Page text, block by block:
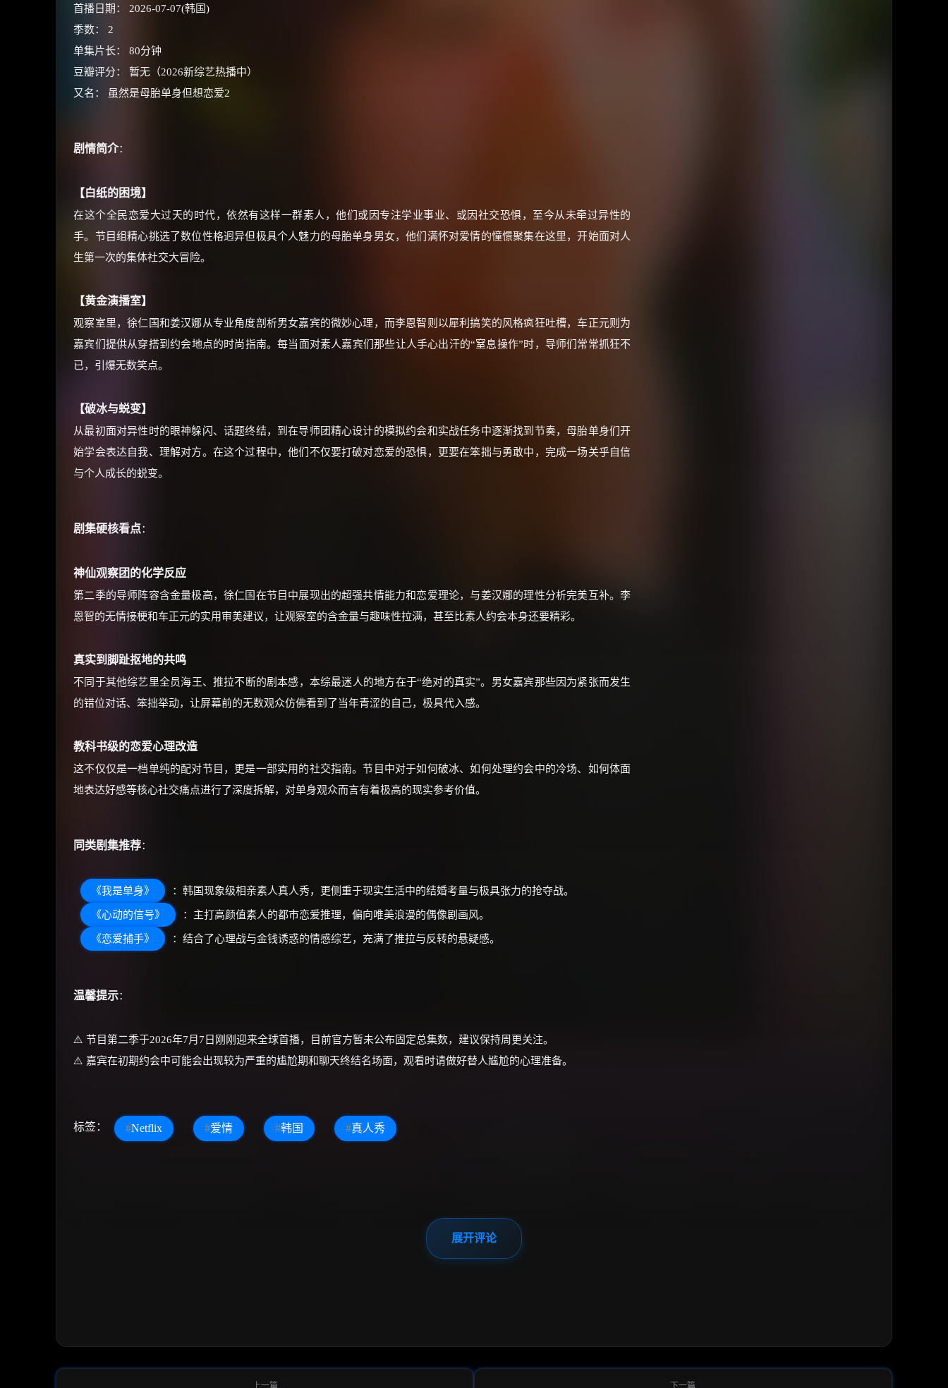
首播日期： 2026-07-07(韩国)
季数： 2
单集片长： 80分钟
豆瓣评分： 暂无（2026新综艺热播中）
又名： 虽然是母胎单身但想恋爱2
剧情简介：
【白纸的困境】
在这个全民恋爱大过天的时代，依然有这样一群素人，他们或因专注学业事业、或因社交恐惧，至今从未牵过异性的
手。节目组精心挑选了数位性格迥异但极具个人魅力的母胎单身男女，他们满怀对爱情的憧憬聚集在这里，开始面对人
生第一次的集体社交大冒险。
【黄金演播室】
观察室里，徐仁国和姜汉娜从专业角度剖析男女嘉宾的微妙心理，而李恩智则以犀利搞笑的风格疯狂吐槽，车正元则为
嘉宾们提供从穿搭到约会地点的时尚指南。每当面对素人嘉宾们那些让人手心出汗的“窒息操作”时，导师们常常抓狂不
已，引爆无数笑点。
【破冰与蜕变】
从最初面对异性时的眼神躲闪、话题终结，到在导师团精心设计的模拟约会和实战任务中逐渐找到节奏，母胎单身们开
始学会表达自我、理解对方。在这个过程中，他们不仅要打破对恋爱的恐惧，更要在笨拙与勇敢中，完成一场关乎自信
与个人成长的蜕变。
剧集硬核看点：
神仙观察团的化学反应
第二季的导师阵容含金量极高，徐仁国在节目中展现出的超强共情能力和恋爱理论，与姜汉娜的理性分析完美互补。李
恩智的无情接梗和车正元的实用审美建议，让观察室的含金量与趣味性拉满，甚至比素人约会本身还要精彩。
真实到脚趾抠地的共鸣
不同于其他综艺里全员海王、推拉不断的剧本感，本综最迷人的地方在于“绝对的真实”。男女嘉宾那些因为紧张而发生
的错位对话、笨拙举动，让屏幕前的无数观众仿佛看到了当年青涩的自己，极具代入感。
教科书级的恋爱心理改造
这不仅仅是一档单纯的配对节目，更是一部实用的社交指南。节目中对于如何破冰、如何处理约会中的冷场、如何体面
地表达好感等核心社交痛点进行了深度拆解，对单身观众而言有着极高的现实参考价值。
同类剧集推荐：
《我是单身》 ：韩国现象级相亲素人真人秀，更侧重于现实生活中的结婚考量与极具张力的抢夺战。
《心动的信号》 ：主打高颜值素人的都市恋爱推理，偏向唯美浪漫的偶像剧画风。
《恋爱捕手》 ：结合了心理战与金钱诱惑的情感综艺，充满了推拉与反转的悬疑感。
温馨提示：
⚠️ 节目第二季于2026年7月7日刚刚迎来全球首播，目前官方暂未公布固定总集数，建议保持周更关注。
⚠️ 嘉宾在初期约会中可能会出现较为严重的尴尬期和聊天终结名场面，观看时请做好替人尴尬的心理准备。
标签： #Netflix #爱情 #韩国 #真人秀
展开评论
☕
你需要的各种会员，都可低价购买！
价格有浮动，请直接搜索查最低价！